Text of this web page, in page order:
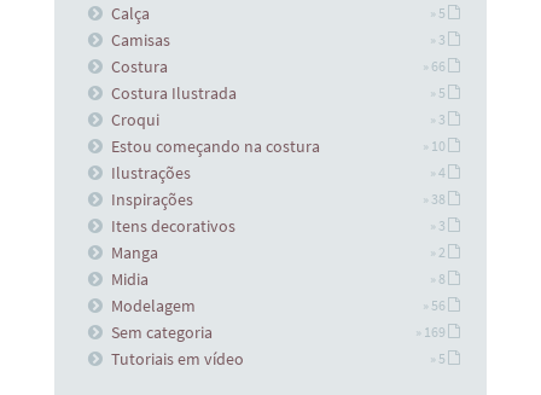
Calça » 5
Camisas » 3
Costura » 66
Costura Ilustrada » 5
Croqui » 3
Estou começando na costura » 10
Ilustrações » 4
Inspirações » 38
Itens decorativos » 3
Manga » 2
Midia » 8
Modelagem » 56
Sem categoria » 169
Tutoriais em vídeo » 5